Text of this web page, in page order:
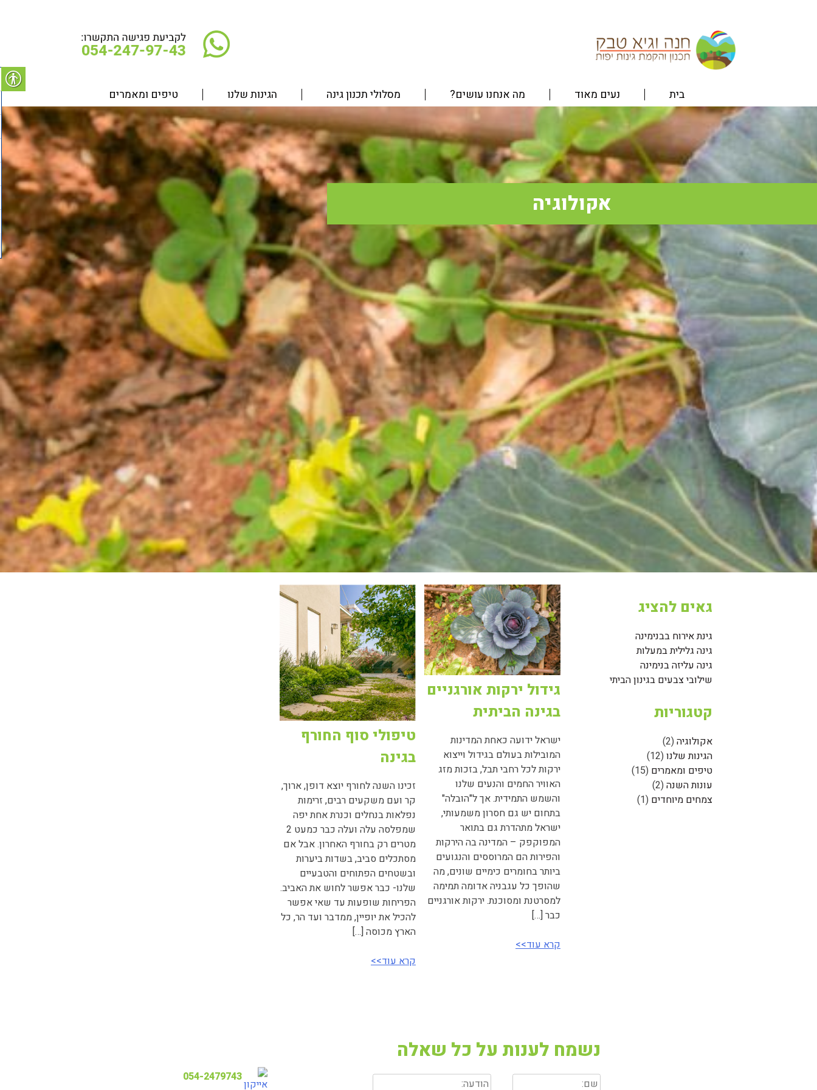
בית נעים מאוד מה אנחנו עושים? מסלולי תכנון גינה הגינות שלנו טיפים ומאמרים
גאים להציג
גינת אירוח בבנימינה
גינה גלילית במעלות
גינה עליזה בנימינה
שילובי צבעים בגינון הביתי
קטגוריות
אקולוגיה (2)
הגינות שלנו (12)
טיפים ומאמרים (15)
עונות השנה (2)
צמחים מיוחדים (1)
אקולוגיה
גידול ירקות אורגניים
בגינה הביתית
ישראל ידועה כאחת המדינות
המובילות בעולם בגידול וייצוא
ירקות לכל רחבי תבל, בזכות מזג
האוויר החמים והנעים שלנו
והשמש התמידית. אך ל"הובלה"
בתחום יש גם חסרון משמעותי,
ישראל מתהדרת גם בתואר
המפוקפק – המדינה בה הירקות
והפירות הם המרוססים והנגועים
ביותר בחומרים כימיים שונים, מה
שהופך כל עגבניה אדומה תמימה
למסרטנת ומסוכנת. ירקות אורגניים
כבר […]
קרא עוד>>
טיפולי סוף החורף
בגינה
זכינו השנה לחורף יוצא דופן, ארוך,
קר ועם משקעים רבים, זרימות
נפלאות בנחלים וכנרת אחת יפה
שמפלסה עלה ועלה כבר כמעט 2
מטרים רק בחורף האחרון. אבל אם
מסתכלים סביב, בשדות ביערות
ובשטחים הפתוחים והטבעיים
שלנו- כבר אפשר לחוש את האביב.
הפריחות שופעות עד שאי אפשר
להכיל את יופיין, ממדבר ועד הר, כל
הארץ מכוסה […]
קרא עוד>>
נשמח לענות על כל שאלה
054-2479743